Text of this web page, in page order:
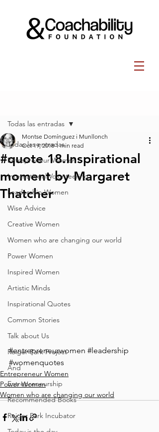
Todas las entradas
Entrepreneur Women
International Volunteering
Leadership Women
Wise Advice
Creative Women
Women who are changing our world
Power Women
Inspired Women
Artistic Minds
Inspirational Quotes
Common Stories
Talk about Us
Reiger Park Project
And
Entrepreneurship
Recommended Books
Reiger Park Incubator
Todas las entradas
#quote 18.Inspirational
moment by Margaret
Thatcher
Montse Domínguez i Munllonch
Oct 19, 2018 1 min read
#entrepreneurwomen #leadership
#womenquotes
Entrepreneur Women
Power Women
Women who are changing our world